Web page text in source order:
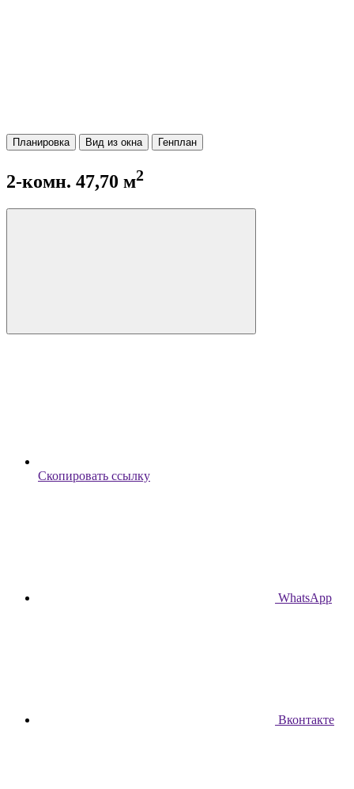
Планировка Вид из окна Генплан
2-комн. 47,70 м2
Скопировать ссылку
WhatsApp
Вконтакте